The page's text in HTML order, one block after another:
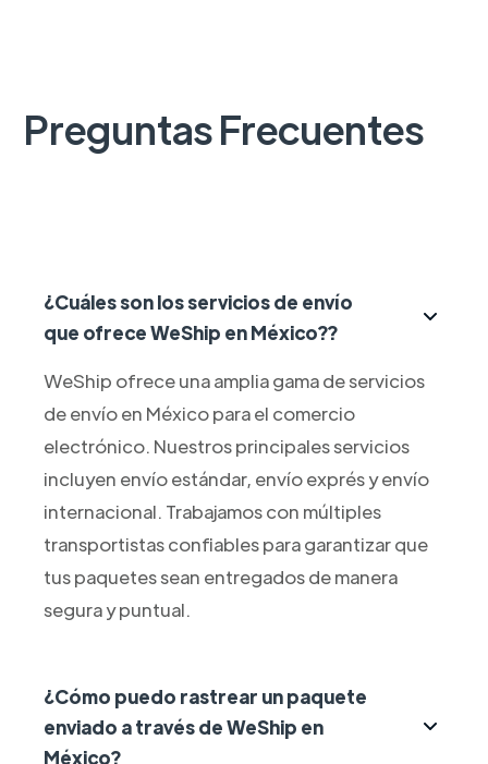
Preguntas Frecuentes
¿Cuáles son los servicios de envío
que ofrece WeShip en México??
WeShip ofrece una amplia gama de servicios
de envío en México para el comercio
electrónico. Nuestros principales servicios
incluyen envío estándar, envío exprés y envío
internacional. Trabajamos con múltiples
transportistas confiables para garantizar que
tus paquetes sean entregados de manera
segura y puntual.
¿Cómo puedo rastrear un paquete
enviado a través de WeShip en
México?